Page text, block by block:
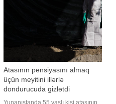
Atasının pensiyasını almaq
üçün meyitini illərlə
dondurucuda gizlətdi
Yunanıstanda 55 yaşlı kişi atasının